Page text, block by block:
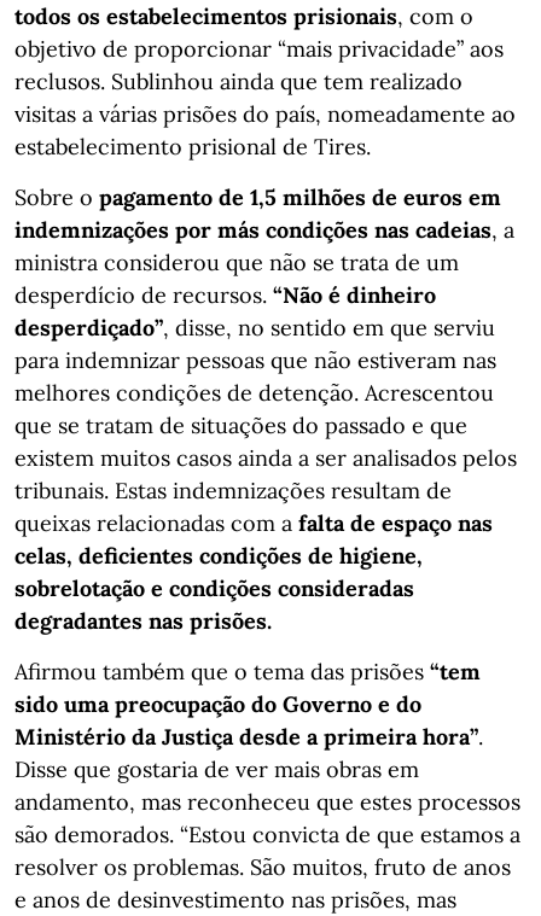
todos os estabelecimentos prisionais, com o
objetivo de proporcionar “mais privacidade” aos
reclusos. Sublinhou ainda que tem realizado
visitas a várias prisões do país, nomeadamente ao
estabelecimento prisional de Tires.
Sobre o pagamento de 1,5 milhões de euros em
indemnizações por más condições nas cadeias, a
ministra considerou que não se trata de um
desperdício de recursos. “Não é dinheiro
desperdiçado”, disse, no sentido em que serviu
para indemnizar pessoas que não estiveram nas
melhores condições de detenção. Acrescentou
que se tratam de situações do passado e que
existem muitos casos ainda a ser analisados pelos
tribunais. Estas indemnizações resultam de
queixas relacionadas com a falta de espaço nas
celas, deficientes condições de higiene,
sobrelotação e condições consideradas
degradantes nas prisões.
Afirmou também que o tema das prisões “tem
sido uma preocupação do Governo e do
Ministério da Justiça desde a primeira hora”.
Disse que gostaria de ver mais obras em
andamento, mas reconheceu que estes processos
são demorados. “Estou convicta de que estamos a
resolver os problemas. São muitos, fruto de anos
e anos de desinvestimento nas prisões, mas